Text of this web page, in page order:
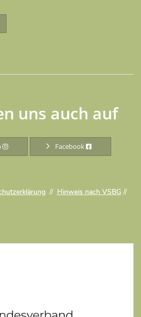
uns auch auf
Facebook
// Hinweis nach VSBG //